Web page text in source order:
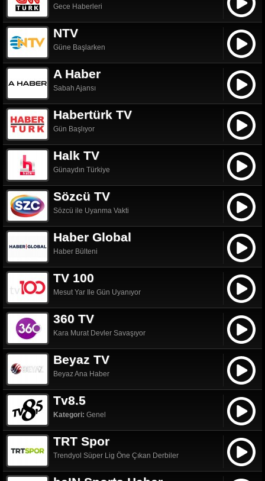
Gece Haberleri
NTV
Güne Başlarken
A Haber
Sabah Ajansı
Habertürk TV
Gün Başlıyor
Halk TV
Günaydın Türkiye
Sözcü TV
Sözcü ile Uyanma Vakti
Haber Global
Haber Bülteni
TV 100
Mesut Yar Ile Gün Uyanıyor
360 TV
Kara Murat Devler Savaşıyor
Beyaz TV
Beyaz Ana Haber
Tv8.5
Kategori: Genel
TRT Spor
Trendyol Süper Lig Öne Çıkan Derbiler